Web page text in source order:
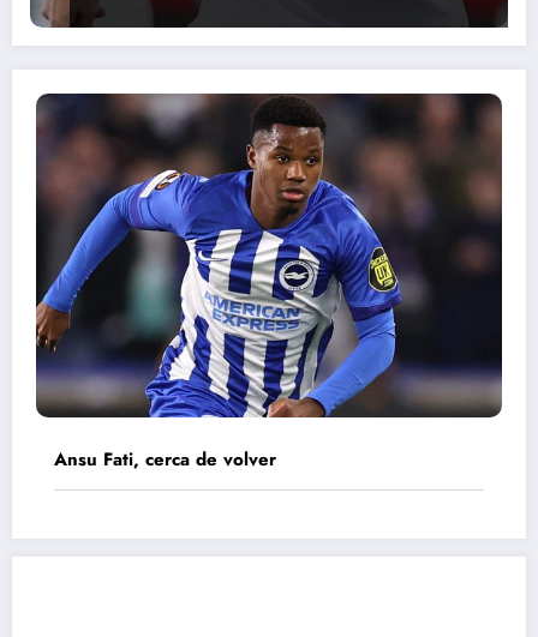
Ansu Fati, cerca de volver